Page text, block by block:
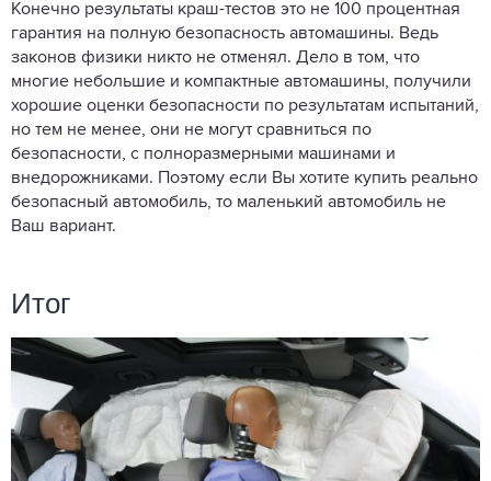
Конечно результаты краш-тестов это не 100 процентная
гарантия на полную безопасность автомашины. Ведь
законов физики никто не отменял. Дело в том, что
многие небольшие и компактные автомашины, получили
хорошие оценки безопасности по результатам испытаний,
но тем не менее, они не могут сравниться по
безопасности, с полноразмерными машинами и
внедорожниками. Поэтому если Вы хотите купить реально
безопасный автомобиль, то маленький автомобиль не
Ваш вариант.
Итог